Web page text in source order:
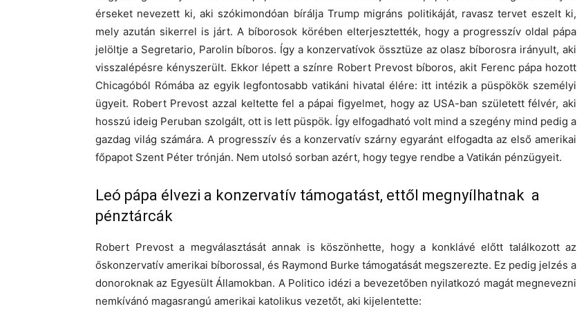
érseket nevezett ki, aki szókimondóan bírálja Trump migráns politikáját, ravasz tervet eszelt ki,
mely azután sikerrel is járt. A bíborosok körében elterjesztették, hogy a progresszív oldal pápa
jelöltje a Segretario, Parolin bíboros. Így a konzervatívok össztüze az olasz bíborosra irányult, aki
visszalépésre kényszerült. Ekkor lépett a színre Robert Prevost bíboros, akit Ferenc pápa hozott
Chicagóból Rómába az egyik legfontosabb vatikáni hivatal élére: itt intézik a püspökök személyi
ügyeit. Robert Prevost azzal keltette fel a pápai figyelmet, hogy az USA-ban született félvér, aki
hosszú ideig Peruban szolgált, ott is lett püspök. Így elfogadható volt mind a szegény mind pedig a
gazdag világ számára. A progresszív és a konzervatív szárny egyaránt elfogadta az első amerikai
főpapot Szent Péter trónján. Nem utolsó sorban azért, hogy tegye rendbe a Vatikán pénzügyeit.
Leó pápa élvezi a konzervatív támogatást, ettől megnyílhatnak a
pénztárcák
Robert Prevost a megválasztását annak is köszönhette, hogy a konklávé előtt találkozott az
őskonzervatív amerikai bíborossal, és Raymond Burke támogatását megszerezte. Ez pedig jelzés a
donoroknak az Egyesült Államokban. A Politico idézi a bevezetőben nyilatkozó magát megnevezni
nemkívánó magasrangú amerikai katolikus vezetőt, aki kijelentette: